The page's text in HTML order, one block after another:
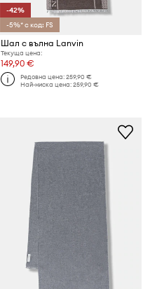
-42%
-5%* с код: FS
Шал с вълна Lanvin
Текуща цена:
149,90 €
Редовна цена:259,90 €
Най-ниска цена:259,90 €